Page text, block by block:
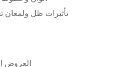
تأثيرات ظل ولمعان
العروض